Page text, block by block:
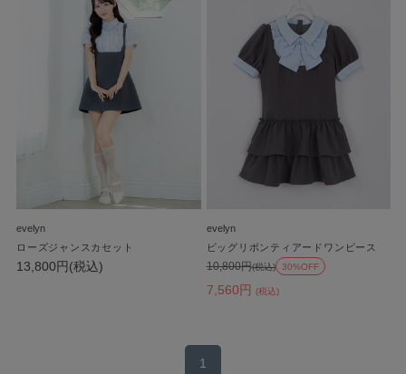
evelyn
ローズジャンスカセット
13,800円(税込)
evelyn
ビッグリボンティアードワンピース
7,560円 (税込)
10,800円(税込) 30%OFF
1